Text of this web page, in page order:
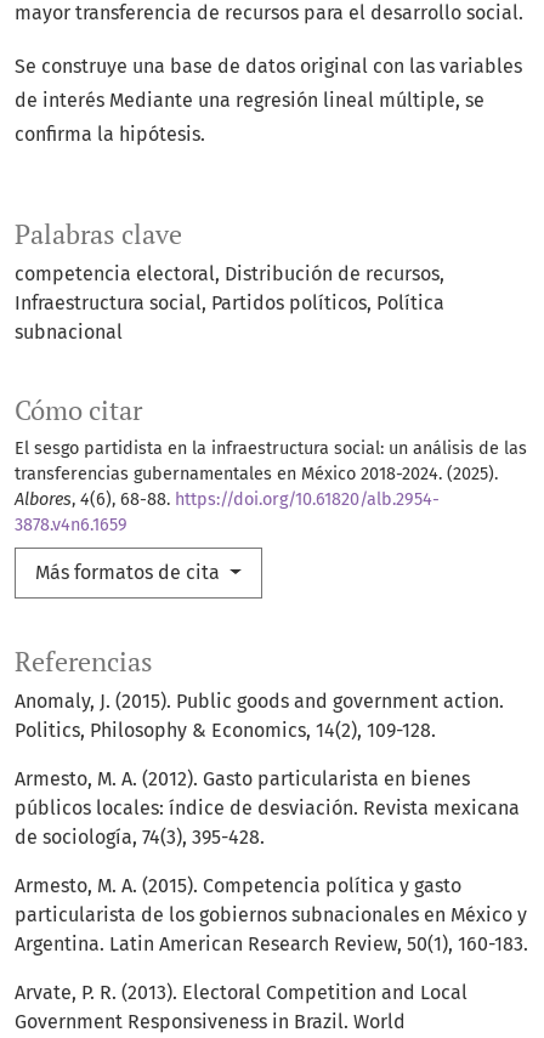
Palabras clave
competencia electoral Distribución de recursos
Infraestructura social Partidos políticos Política
subnacional
Cómo citar
El sesgo partidista en la infraestructura social: un análisis de las
transferencias gubernamentales en México 2018-2024. (2025).
Albores, 4(6), 68-88. https://doi.org/10.61820/alb.2954-
3878.v4n6.1659
Más formatos de cita
mayor transferencia de recursos para el desarrollo social.
Se construye una base de datos original con las variables
de interés Mediante una regresión lineal múltiple, se
confirma la hipótesis.
Referencias
Anomaly, J. (2015). Public goods and government action.
Politics, Philosophy & Economics, 14(2), 109-128.
Armesto, M. A. (2012). Gasto particularista en bienes
públicos locales: índice de desviación. Revista mexicana
de sociología, 74(3), 395-428.
Armesto, M. A. (2015). Competencia política y gasto
particularista de los gobiernos subnacionales en México y
Argentina. Latin American Research Review, 50(1), 160-183.
Arvate, P. R. (2013). Electoral Competition and Local
Government Responsiveness in Brazil. World